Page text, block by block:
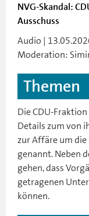
NVG-Skandal:
Ausschuss
Audio |
Moderation:
Themen
Die CDU-
Details zum von
zur Affäre um
genannt. Neben
gehen, dass
getragenen
können.